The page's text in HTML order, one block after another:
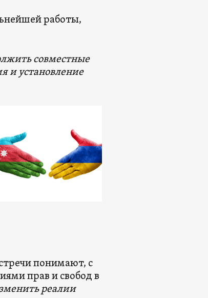
работы,
совместные
и установление
понимают, с
прав и свобод в
реалии